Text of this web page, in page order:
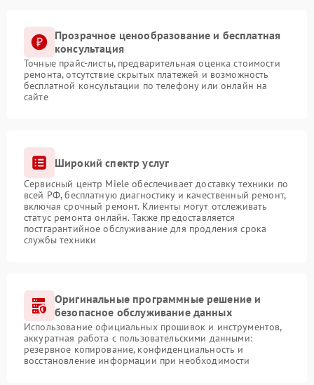
Прозрачное ценообразование и бесплатная
консультация
Точные прайс-листы, предварительная оценка стоимости
ремонта, отсутствие скрытых платежей и возможность
бесплатной консультации по телефону или онлайн на
сайте
Широкий спектр услуг
Сервисный центр Miele обеспечивает доставку техники по
всей РФ, бесплатную диагностику и качественный ремонт,
включая срочный ремонт. Клиенты могут отслеживать
статус ремонта онлайн. Также предоставляется
постгарантийное обслуживание для продления срока
службы техники
Оригинальные программные решение и
безопасное обслуживание данных
Использование официальных прошивок и инструментов,
аккуратная работа с пользовательскими данными:
резервное копирование, конфиденциальность и
восстановление информации при необходимости